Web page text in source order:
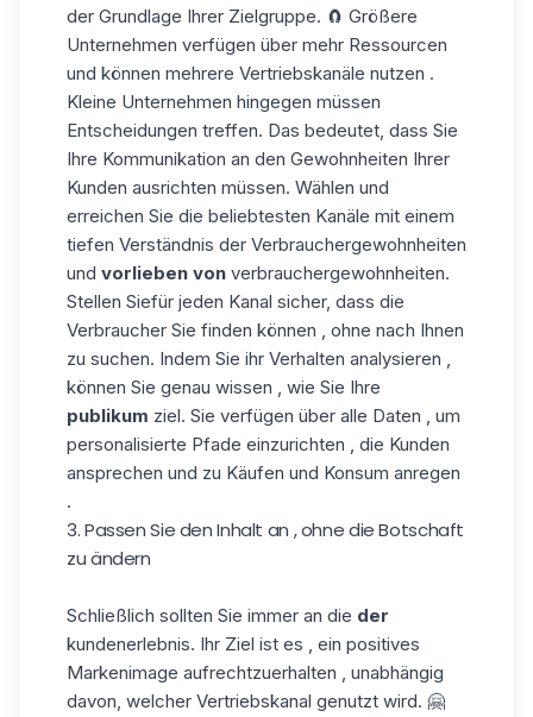
der Grundlage Ihrer Zielgruppe. 🧲 Größere
Unternehmen verfügen über mehr Ressourcen
und können mehrere Vertriebskanäle nutzen .
Kleine Unternehmen hingegen müssen
Entscheidungen treffen. Das bedeutet, dass Sie
Ihre Kommunikation an den Gewohnheiten Ihrer
Kunden ausrichten müssen. Wählen und
erreichen Sie die beliebtesten Kanäle mit einem
tiefen Verständnis der Verbrauchergewohnheiten
und vorlieben von verbrauchergewohnheiten.
Stellen Siefür jeden Kanal sicher, dass die
Verbraucher Sie finden können , ohne nach Ihnen
zu suchen. Indem Sie ihr Verhalten analysieren ,
können Sie genau wissen , wie Sie Ihre
publikum ziel. Sie verfügen über alle Daten , um
personalisierte Pfade einzurichten , die Kunden
ansprechen und zu Käufen und Konsum anregen
.
3. Passen Sie den Inhalt an , ohne die Botschaft
zu ändern
Schließlich sollten Sie immer an die der
kundenerlebnis. Ihr Ziel ist es , ein positives
Markenimage aufrechtzuerhalten , unabhängig
davon, welcher Vertriebskanal genutzt wird. 🤗